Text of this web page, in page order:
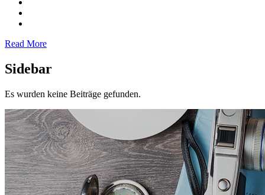
Read More
Sidebar
Es wurden keine Beiträge gefunden.